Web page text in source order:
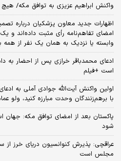
واکنش ابراهیم عزیزی به توافق مکه/
امضای تفاهم‌نامه رأی مثبت داده‌اند و
وابسته یا نزدیک به همان یک نفر از همه
ادعای محمدباقر خرازی پس از احضار به
است +فیلم
اولین واکنش آیت‌الله جوادی آملی به
با برهم‌زنندگان وحدت مبارزه کنید، ولو
پاکستان بعد از امضای توافق مکه: جهان
شود
عراقچی: پذیرش کنوانسیون دریای خرز
مجلس است